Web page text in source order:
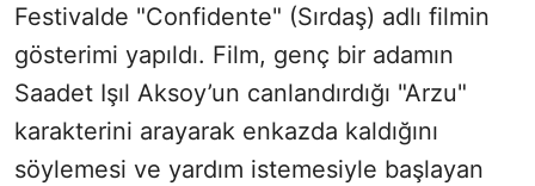
Festivalde "Confidente" (Sırdaş) adlı filmin
gösterimi yapıldı. Film, genç bir adamın
Saadet Işıl Aksoy’un canlandırdığı "Arzu"
karakterini arayarak enkazda kaldığını
söylemesi ve yardım istemesiyle başlayan